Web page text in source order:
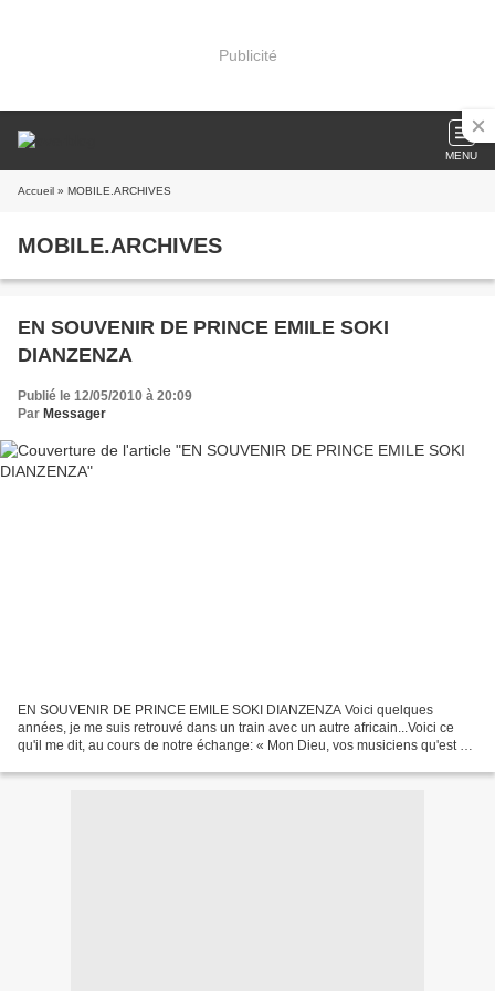
Publicité
MENU
Accueil » MOBILE.ARCHIVES
MOBILE.ARCHIVES
EN SOUVENIR DE PRINCE EMILE SOKI
DIANZENZA
Publié le 12/05/2010 à 20:09
Par Messager
EN SOUVENIR DE PRINCE EMILE SOKI DIANZENZA Voici quelques
années, je me suis retrouvé dans un train avec un autre africain...Voici ce
qu'il me dit, au cours de notre échange: « Mon Dieu, vos musiciens qu'est ce